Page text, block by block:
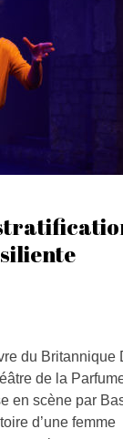
du Britannique
de la
en scène par
d’une femme